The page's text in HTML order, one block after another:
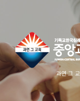
로
건
너
뛰
과연 그